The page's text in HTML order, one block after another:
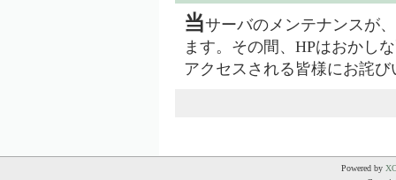
当サーバのメンテナンスが
ます。その間、HPはおかし
アクセスされる皆様にお詫
Powered by